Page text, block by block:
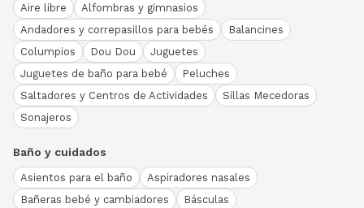
Aire libre
Alfombras y gimnasios
Andadores y correpasillos para bebés
Balancines
Columpios
Dou Dou
Juguetes
Juguetes de baño para bebé
Peluches
Saltadores y Centros de Actividades
Sillas Mecedoras
Sonajeros
Baño y cuidados
Asientos para el baño
Aspiradores nasales
Bañeras bebé y cambiadores
Básculas